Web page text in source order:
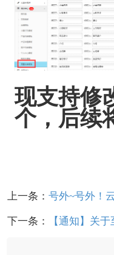
现支持修
个，后续
上一条： 号外~号外！
下一条： 【通知】关